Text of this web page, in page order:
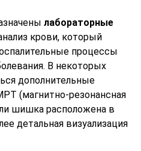
лабораторные
крови, который
процессы
В некоторых
дополнительные
(магнитно-резонансная
шишка расположена в
детальная визуализация